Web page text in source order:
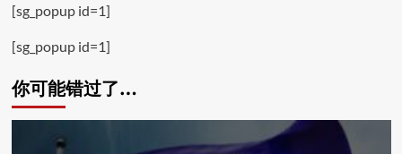
[sg_popup id=1]
[sg_popup id=1]
你可能错过了…